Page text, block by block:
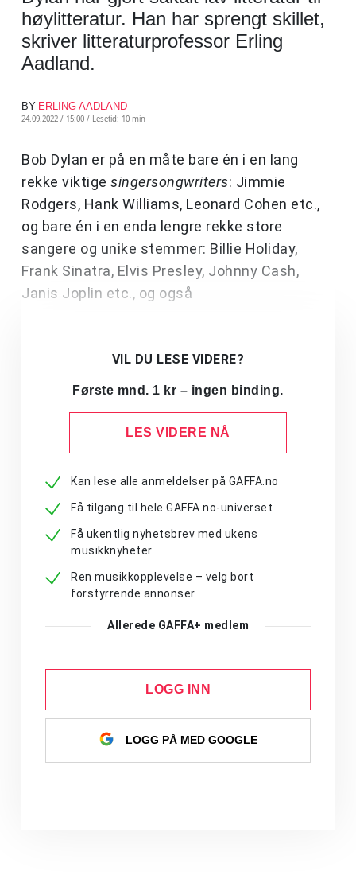
høylitteratur. Han har sprengt skillet,
skriver litteraturprofessor Erling
Aadland.
BY ERLING AADLAND
24.09.2022 / 15:00 / Lesetid: 10 min
Bob Dylan er på en måte bare én i en lang
rekke viktige singersongwriters: Jimmie
Rodgers, Hank Williams, Leonard Cohen etc.,
og bare én i en enda lengre rekke store
sangere og unike stemmer: Billie Holiday,
Frank Sinatra, Elvis Presley, Johnny Cash,
Janis Joplin etc., og også
VIL DU LESE VIDERE?
Første mnd. 1 kr – ingen binding.
LES VIDERE NÅ
Kan lese alle anmeldelser på GAFFA.no
Få tilgang til hele GAFFA.no-universet
Få ukentlig nyhetsbrev med ukens
musikknyheter
Ren musikkopplevelse – velg bort
forstyrrende annonser
Allerede GAFFA+ medlem
LOGG INN
LOGG PÅ MED GOOGLE